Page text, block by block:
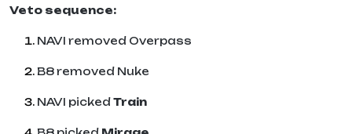
Veto sequence:
NAVI removed Overpass
B8 removed Nuke
NAVI pickedTrain